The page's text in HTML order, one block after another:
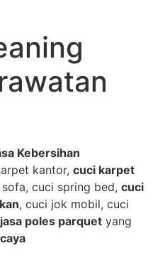
Kebersihan
kantor, cuci karpet
cuci spring bed, cuci
, cuci jok mobil, cuci
poles parquet yang